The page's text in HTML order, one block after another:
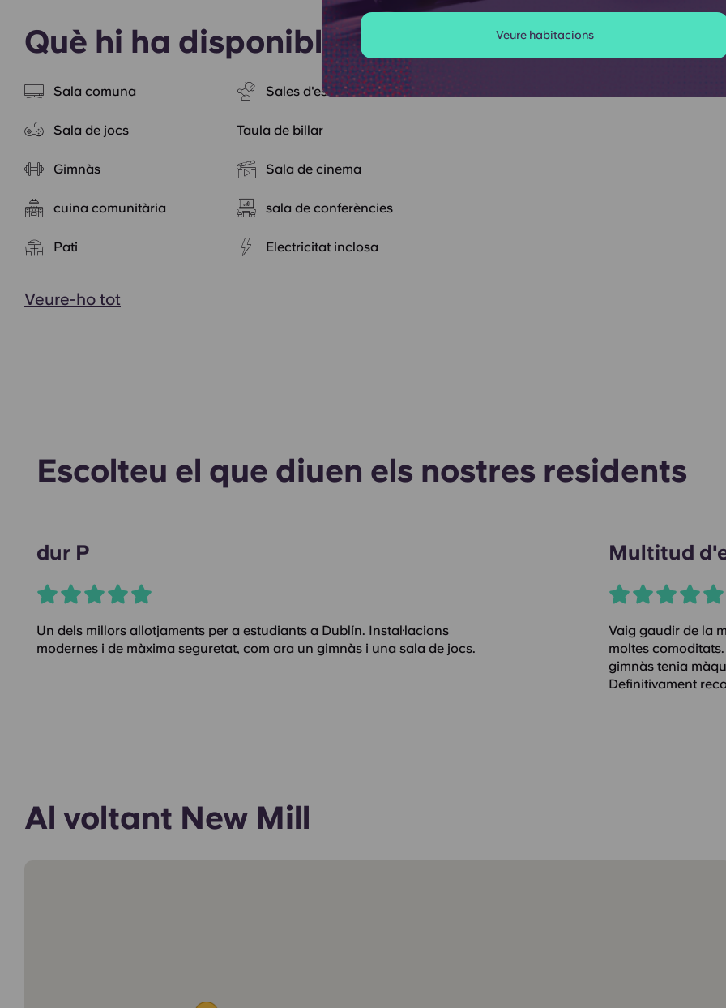
Veure habitacions
Què hi ha disponible
Sala comuna Sales d'estudi
Sala de jocs Taula de billar
Gimnàs Sala de cinema
cuina comunitària sala de conferències
Pati Electricitat inclosa
Veure-ho tot
Escolteu el que diuen els nostres residents
dur P
Un dels millors allotjaments per a estudiants a Dublín. Instal·lacions
modernes i de màxima seguretat, com ara un gimnàs i una sala de jocs.
Multitud
Vaig gaudir de la
moltes
gimnàs tenia
Definitivament
Al voltant New Mill